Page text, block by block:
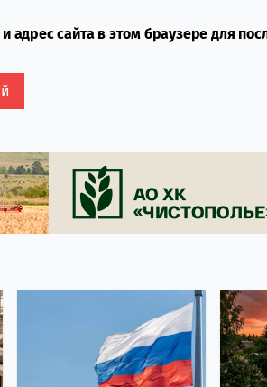
адрес сайта в этом браузере для